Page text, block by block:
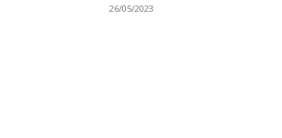
26/05/2023